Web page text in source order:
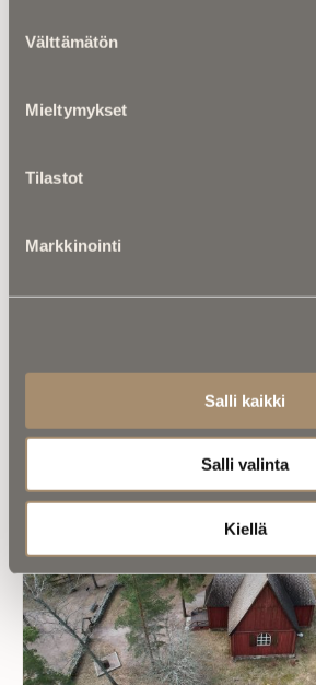
valinta
Välttämätön
Mieltymykset
Tilastot
Markkinointi
Salli kaikki
Salli valinta
Kiellä
Juhani Aho
hän tuumaisi tekoälystä?